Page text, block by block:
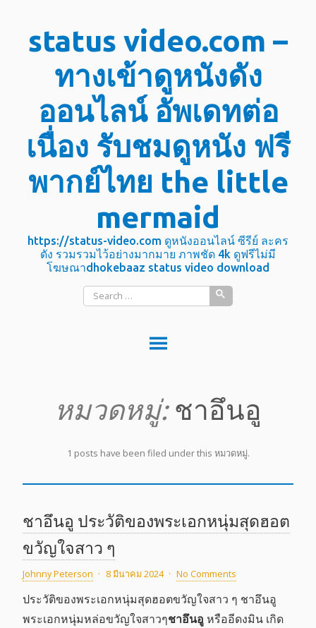
to
content
status video.com –
ทางเข้าดูหนังดัง
ออนไลน์ อัพเดทต่อ
เนื่อง รับชมดูหนัง ฟรี
พากย์ไทย the little
mermaid
https://status-video.com ดูหนังออนไลน์ ซีรีย์ ละคร
ดัง รวมรวมไว้อย่างมากมาย ภาพชัด 4k ดูฟรีไม่มี
โฆษณาdhokebaaz status video download
Search
หมวดหมู่: ชาอึนอู
1 posts have been filed under this หมวดหมู่.
ชาอึนอู ประวัติของพระเอกหนุ่มสุดฮอต
ขวัญใจสาว ๆ
Johnny Peterson · 8 มีนาคม 2024 · No Comments
ประวัติของพระเอกหนุ่มสุดฮอตขวัญใจสาว ๆ ชาอึนอู
พระเอกหนุ่มหล่อขวัญใจสาวๆชาอึนอู หรืออีดงมิน เกิด